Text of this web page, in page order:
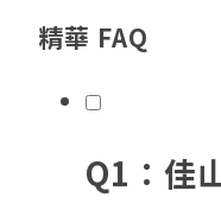
精華 FAQ
Q1：佳